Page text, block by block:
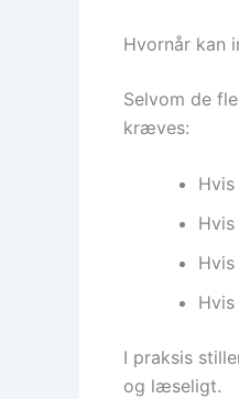
Hvornår kan
Selvom de
kræves:
I praksis
og læseligt.